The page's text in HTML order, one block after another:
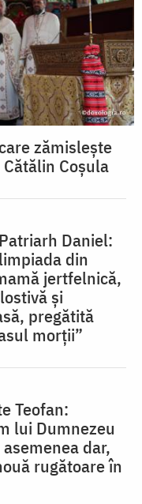
zămislește
Coșula
Daniel:
din
jertfelnică,
și
pregătită
morții”
Teofan:
lui Dumnezeu
dar,
rugătoare în